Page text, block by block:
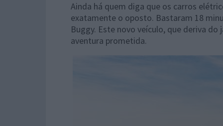
Ainda há quem diga que os carros
exatamente o oposto. Bastaram 18
Buggy. Este novo veículo, que deriva
aventura prometida.